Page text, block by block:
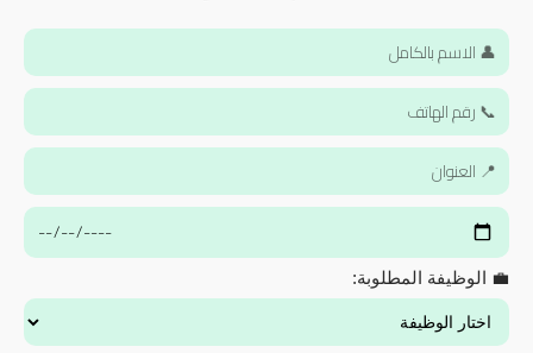
💼 الوظيفة المطلوبة: